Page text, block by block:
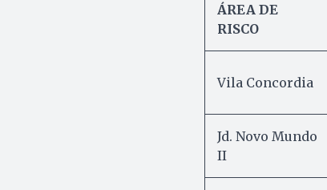
ÁREA DE
RISCO
Vila Concordia
Jd. Novo Mundo
II